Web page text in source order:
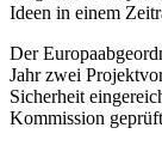
Ideen in einem
Der
Jahr zwei
Sicherheit
Kommission